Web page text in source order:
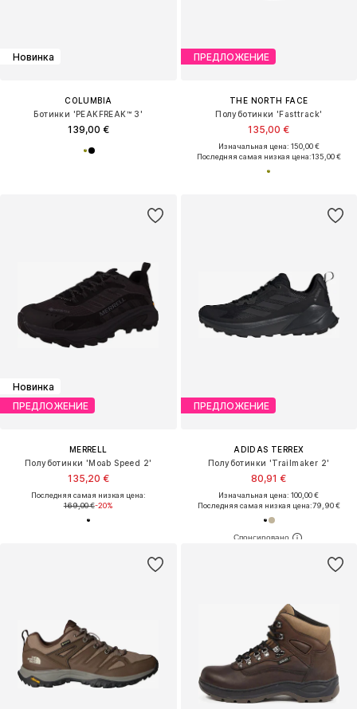
Новинка
COLUMBIA
Ботинки 'PEAKFREAK™ 3'
139,00 €
ПРЕДЛОЖЕНИЕ
THE NORTH FACE
Полуботинки 'Fasttrack'
135,00 €
Изначальная цена: 150,00 €
Последняя самая низкая цена:135,00 €
Новинка
ПРЕДЛОЖЕНИЕ
MERRELL
Полуботинки 'Moab Speed 2'
135,20 €
Последняя самая низкая цена:
169,00 €-20%
ПРЕДЛОЖЕНИЕ
ADIDAS TERREX
Полуботинки 'Trailmaker 2'
80,91 €
Изначальная цена: 100,00 €
Последняя самая низкая цена:79,90 €